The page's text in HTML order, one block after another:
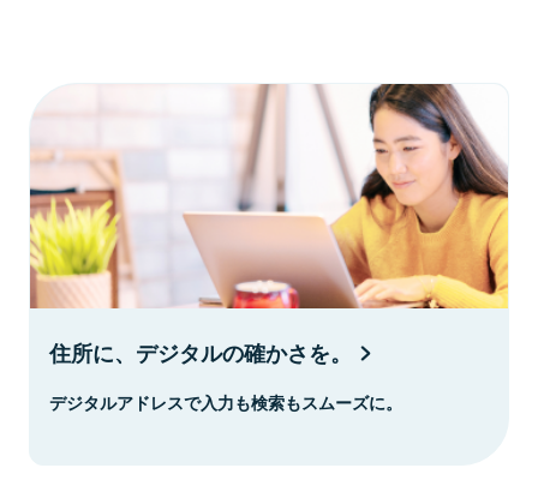
住所に、デジタルの確かさを。
デジタルアドレスで入力も検索もスムーズに。